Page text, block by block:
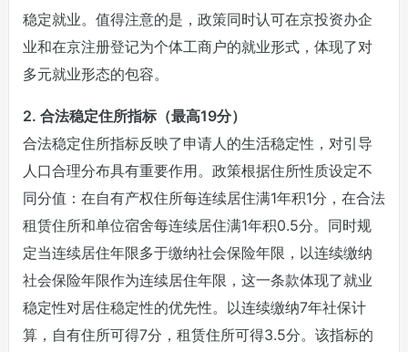
稳定就业。值得注意的是，政策同时认可在京投资办企
业和在京注册登记为个体工商户的就业形式，体现了对
多元就业形态的包容。
2. 合法稳定住所指标（最高19分）
合法稳定住所指标反映了申请人的生活稳定性，对引导
人口合理分布具有重要作用。政策根据住所性质设定不
同分值：在自有产权住所每连续居住满1年积1分，在合法
租赁住所和单位宿舍每连续居住满1年积0.5分。同时规
定当连续居住年限多于缴纳社会保险年限，以连续缴纳
社会保险年限作为连续居住年限，这一条款体现了就业
稳定性对居住稳定性的优先性。以连续缴纳7年社保计
算，自有住所可得7分，租赁住所可得3.5分。该指标的